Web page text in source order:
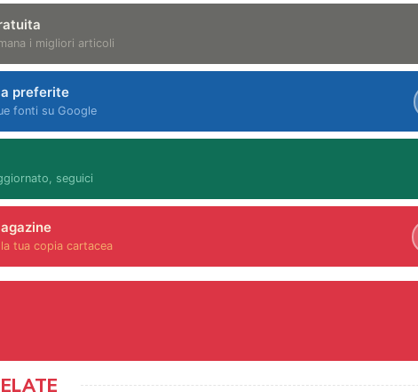
i migliori articoli
preferite
fonti su Google
seguici
tua copia cartacea